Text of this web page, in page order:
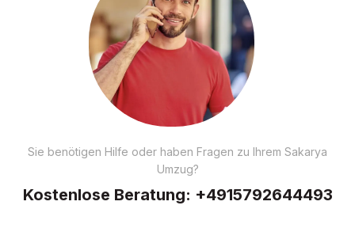
Sie benötigen Hilfe oder haben Fragen zu Ihrem Sakarya
Umzug?
Kostenlose Beratung: +4915792644493